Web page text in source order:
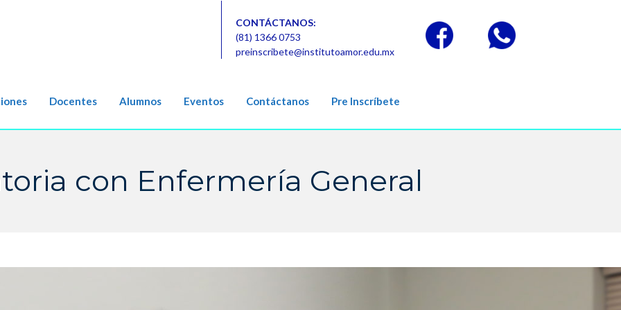
CONTÁCTANOS:
(81) 1366 0753
preinscribete@institutoamor.edu.mx
Docentes Alumnos Eventos Contáctanos Pre Inscríbete
con Enfermería General